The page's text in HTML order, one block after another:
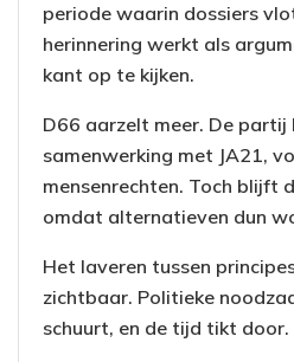
periode waarin dossiers
herinnering werkt als
kant op te kijken.
D66 aarzelt meer. De
samenwerking met JA21,
mensenrechten. Toch blijft
omdat alternatieven dun
Het laveren tussen
zichtbaar. Politieke
schuurt, en de tijd tikt door.